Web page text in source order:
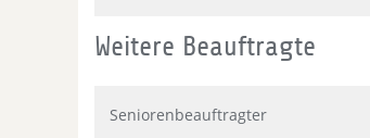
Weitere Beauftragte
Seniorenbeauftragter